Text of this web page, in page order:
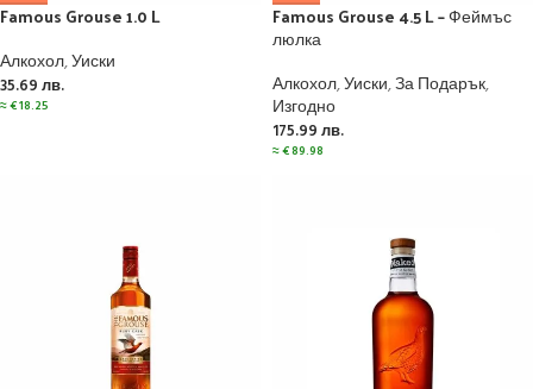
Famous Grouse 1.0 L
Алкохол,Уиски
35.69 лв.
≈€18.25
Famous Grouse 4.5 L – Феймъс
люлка
Алкохол,Уиски,За Подарък,
Изгодно
175.99 лв.
≈€89.98